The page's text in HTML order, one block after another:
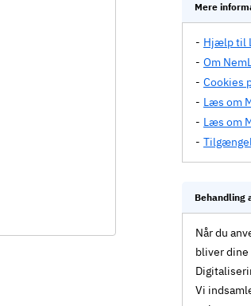
Mere
Hjælp til
Om
Cookies
Læs om
Læs om
Behandling
Når du
bliver
Vi